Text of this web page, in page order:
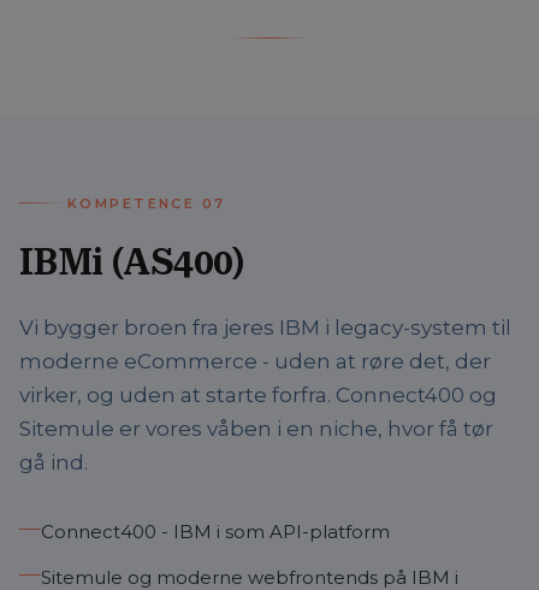
KOMPETENCE 07
IBMi (AS400)
Vi bygger broen fra jeres IBM i legacy-system til
moderne eCommerce - uden at røre det, der
virker, og uden at starte forfra. Connect400 og
Sitemule er vores våben i en niche, hvor få tør
gå ind.
Connect400 - IBM i som API-platform
Sitemule og moderne webfrontends på IBM i